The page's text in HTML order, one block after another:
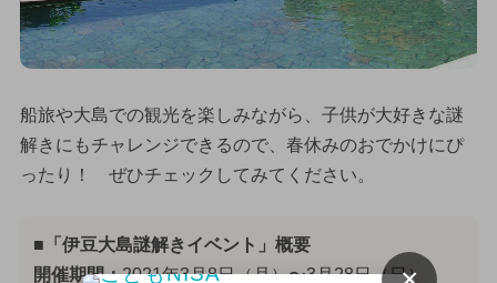
船旅や大島での観光を楽しみながら、子供が大好きな謎
解きにもチャレンジできるので、春休みのおでかけにぴ
ったり！ ぜひチェックしてみてください。
■「伊豆大島謎解きイベント」概要
開催期間：2021年3月8日（月）〜3月28日（日）